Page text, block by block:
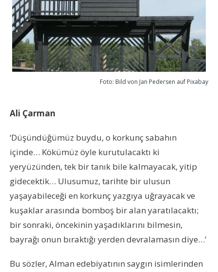
Foto: Bild von Jan Pedersen auf Pixabay
Ali Çarman
‘Düşündüğümüz buydu, o korkunç sabahın
içinde… Kökümüz öyle kurutulacaktı ki
yeryüzünden, tek bir tanık bile kalmayacak, yitip
gidecektik… Ulusumuz, tarihte bir ulusun
yaşayabileceği en korkunç yazgıya uğrayacak ve
kuşaklar arasında bomboş bir alan yaratılacaktı;
bir sonraki, öncekinin yaşadıklarını bilmesin,
bayrağı onun bıraktığı yerden devralamasın diye…’
Bu sözler, Alman edebiyatının saygın isimlerinden